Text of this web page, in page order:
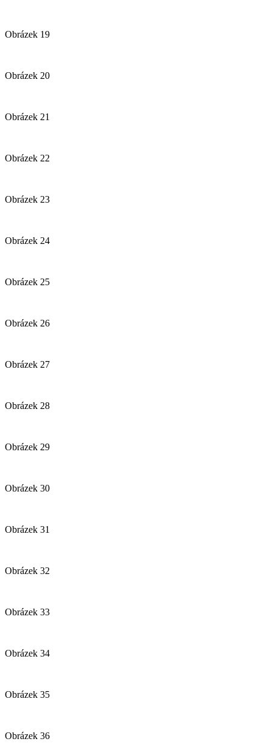
Obrázek 19
Obrázek 20
Obrázek 21
Obrázek 22
Obrázek 23
Obrázek 24
Obrázek 25
Obrázek 26
Obrázek 27
Obrázek 28
Obrázek 29
Obrázek 30
Obrázek 31
Obrázek 32
Obrázek 33
Obrázek 34
Obrázek 35
Obrázek 36